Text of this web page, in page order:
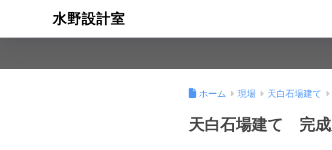
水野設計室
ホーム 現場 天白石場建て
天白石場建て 完成